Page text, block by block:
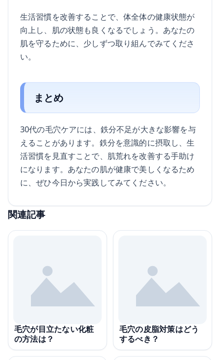
生活習慣を改善することで、体全体の健康状態が
向上し、肌の状態も良くなるでしょう。あなたの
肌を守るために、少しずつ取り組んでみてくださ
い。
まとめ
30代の毛穴ケアには、鉄分不足が大きな影響を与
えることがあります。鉄分を意識的に摂取し、生
活習慣を見直すことで、肌荒れを改善する手助け
になります。あなたの肌が健康で美しくなるため
に、ぜひ今日から実践してみてください。
関連記事
毛穴が目立たない化粧
の方法は？
毛穴の皮脂対策はどう
するべき？